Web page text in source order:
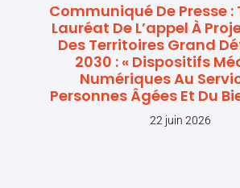
Communiqué De Presse
Lauréat De L’appel À
Des Territoires Grand
2030 : « Dispositifs
Numériques Au
Personnes Âgées Et Du
22 juin 2026